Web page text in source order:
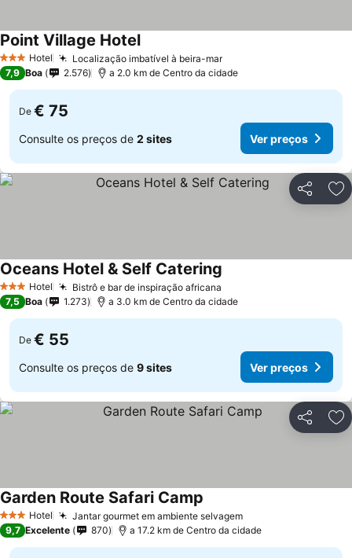
3 EstrelasHotel Localização imbatível à beira-marVer preços
Point Village HotelVer preços
7,9 Boa 2.576 a 2.0 km de Centro da cidade
De € 75
Consulte os preços de 2 sites Ver preços
Partilhar
3 EstrelasHotel Bistrô e bar de inspiração africana
Oceans Hotel & Self Catering
7,5 Boa 1.273 a 3.0 km de Centro da cidade
De € 55
Consulte os preços de 9 sites Ver preços
Partilhar
3 EstrelasHotel Jantar gourmet em ambiente selvagemVer preços
Garden Route Safari Camp
9,7 Excelente 870 a 17.2 km de Centro da cidade